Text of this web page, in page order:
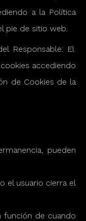
a la Política
pie de sitio web.
Responsable: El
accediendo
de Cookies de la
pueden
el usuario cierra el
función de cuando